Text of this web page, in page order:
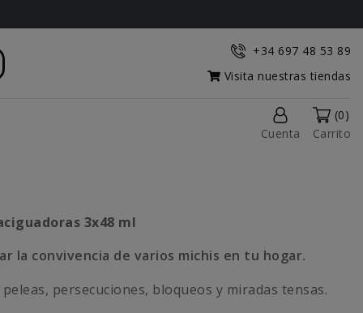
+34 697 48 53 89
Visita nuestras tiendas
Cuenta
(0)
Carrito
3x48 ml
la convivencia de varios michis en tu hogar.
persecuciones, bloqueos y miradas tensas.